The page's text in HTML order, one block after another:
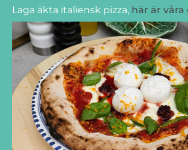
Laga äkta italiensk pizza, här är